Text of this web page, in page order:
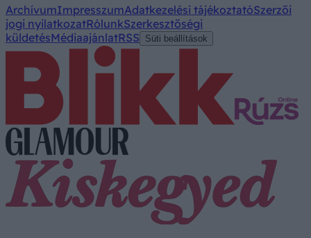
ArchívumImpresszumAdatkezelési tájékoztatóSzerzői
jogi nyilatkozatRólunkSzerkesztőségi
küldetésMédiaajánlatRSS Süti beállítások